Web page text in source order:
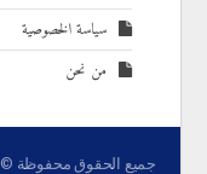
سياسة الخصوصية
من نحن
جميع الحقوق محفوظة © 2022